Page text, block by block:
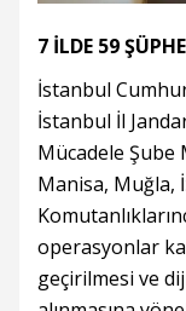
7 İLDE 59
İstanbul
İstanbul İl
Mücadele Şube
Manisa, Muğla,
operasyonlar
geçirilmesi ve